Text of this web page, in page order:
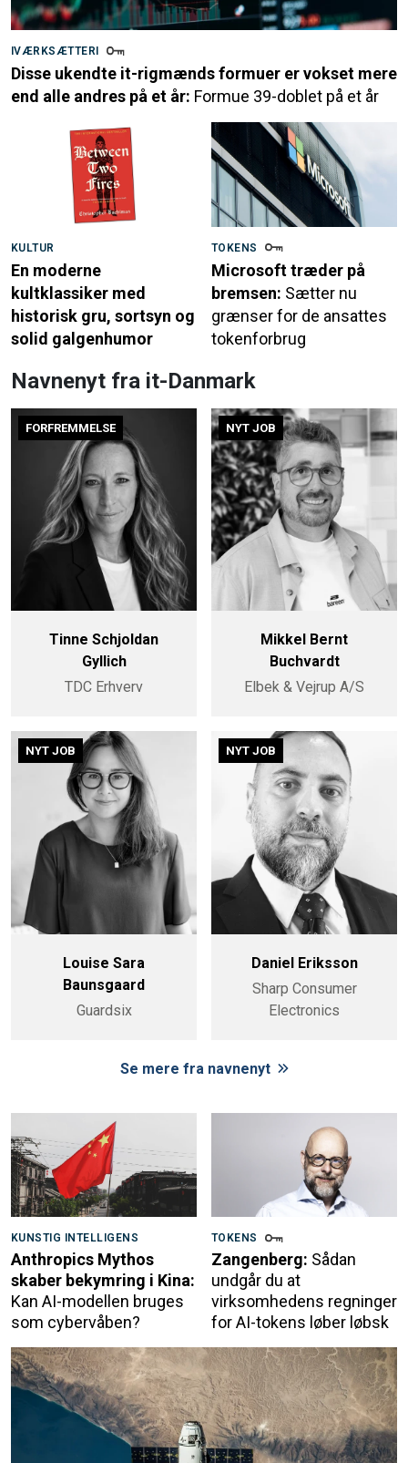
IVÆRKSÆTTERI
Disse ukendte it-rigmænds formuer er vokset mere
end alle andres på et år: Formue 39-doblet på et år
KULTUR
En moderne
kultklassiker med
historisk gru, sortsyn og
solid galgenhumor
TOKENS
Microsoft træder på
bremsen: Sætter nu
grænser for de ansattes
tokenforbrug
Navnenyt fra it-Danmark
FORFREMMELSE
Tinne Schjoldan
Gyllich
TDC Erhverv
NYT JOB
Mikkel Bernt
Buchvardt
Elbek & Vejrup A/S
NYT JOB
Louise Sara
Baunsgaard
Guardsix
NYT JOB
Daniel Eriksson
Sharp Consumer
Electronics
Se mere fra navnenyt
KUNSTIG INTELLIGENS
Anthropics Mythos
skaber bekymring i Kina:
Kan AI-modellen bruges
som cybervåben?
TOKENS
Zangenberg: Sådan
undgår du at
virksomhedens regninger
for AI-tokens løber løbsk